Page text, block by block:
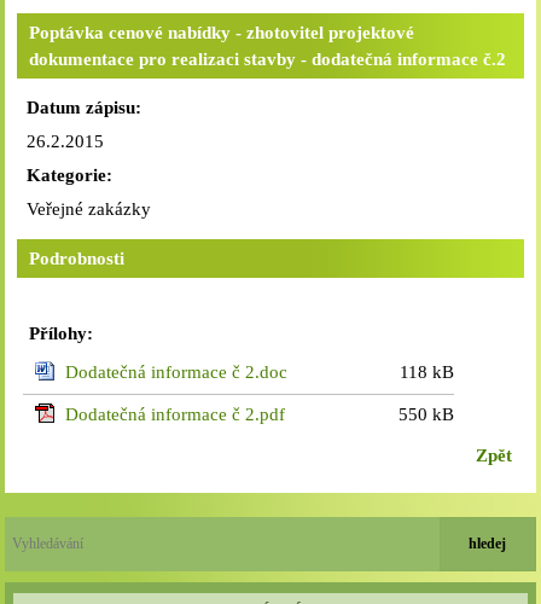
Poptávka cenové nabídky - zhotovitel projektové
dokumentace pro realizaci stavby - dodatečná informace č.2
Datum zápisu:
26.2.2015
Kategorie:
Veřejné zakázky
Podrobnosti
Přílohy:
Dodatečná informace č 2.doc
118 kB
Dodatečná informace č 2.pdf 550 kB
Zpět